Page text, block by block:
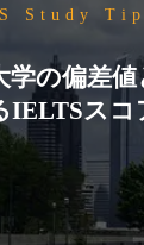
Study
の偏差
IELTSスコ